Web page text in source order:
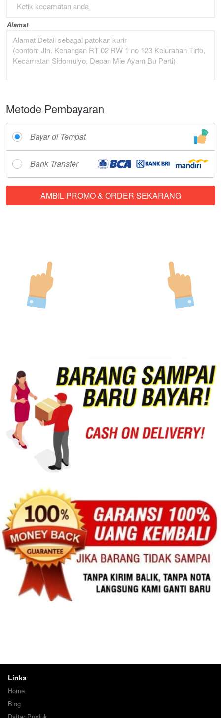
Ketik kecamatan anda
Alamat
Metode Pembayaran
Bayar di Tempat
Bank Transfer
`
AMBIL PROMO & ORDER SEKARANG
Links
Home
Blog